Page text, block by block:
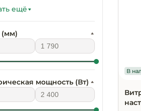
Торговое и банковское
оборудование
Оснащение гостиниц и
отелей
Запчасти для
оборудования
ещё
(мм)
мощность (Вт)
В